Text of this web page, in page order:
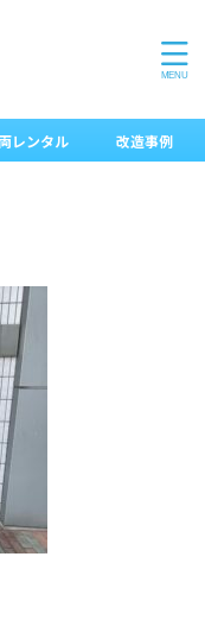
レンタル 改造事例